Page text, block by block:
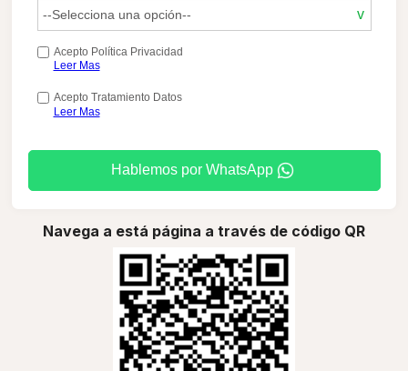
Acepto Política Privacidad
Leer Mas
Acepto Tratamiento Datos
Leer Mas
Hablemos por WhatsApp
Navega a está página a través de código QR